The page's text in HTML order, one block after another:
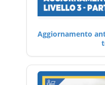
Aggiornamento